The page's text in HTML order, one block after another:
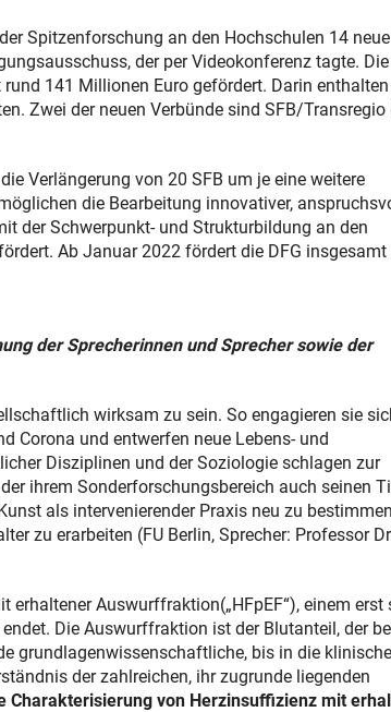
Spitzenforschung an den Hochschulen 14 neue
der per Videokonferenz tagte.
141 Millionen Euro gefördert. Darin
Zwei der neuen Verbünde sind SFB/Transregio
Verlängerung von 20 SFB um je eine weitere
die Bearbeitung innovativer,
der Schwerpunkt- und Strukturbildung an den
Ab Januar 2022 fördert die DFG insgesamt
der Sprecherinnen und Sprecher sowie der
wirksam zu sein. So engagieren sie
Corona und entwerfen neue Lebens- und
Disziplinen und der Soziologie schlagen zur
ihrem Sonderforschungsbereich auch seinen
als intervenierender Praxis neu zu
zu erarbeiten (FU Berlin, Sprecher: Professor
Auswurffraktion(„HFpEF“), einem erst
Die Auswurffraktion ist der Blutanteil, der
grundlagenwissenschaftliche, bis in die klinische
der zahlreichen, ihr zugrunde liegenden
Charakterisierung von Herzinsuffizienz mit